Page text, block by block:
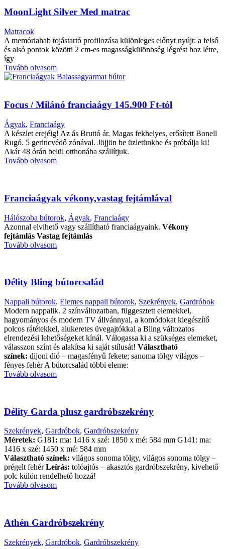
MoonLight Silver Med matrac
Matracok
A memóriahab tojástartó profilozása különleges előnyt nyújt: a felső
és alsó pontok közötti 2 cm-es magasságkülönbség légrést hoz létre,
így
Tovább olvasom
Focus / Milánó franciaágy 145.900 Ft-tól
Ágyak, Franciaágy
A készlet erejéig! Az ás Bruttó ár. Magas fekhelyes, erősített Bonell
Rugó. 5 gerincvédő zónával. Jöjjön be üzletünkbe és próbálja ki!
Akár 48 órán belül otthonába szállítjuk.
Tovább olvasom
Franciaágyak vékony,vastag fejtámlával
Hálószoba bútorok, Ágyak, Franciaágy
Azonnal elvihető vagy szállítható franciaágyaink. Vékony
fejtámlás Vastag fejtámlás
Tovább olvasom
Délity Bling bútorcsalád
Nappali bútorok, Elemes nappali bútorok, Szekrények, Gardróbok
Modern nappalik. 2 színváltozatban, függesztett elemekkel,
hagyományos és modern TV állvánnyal, a komódokat kiegészítő
polcos rátétekkel, alukeretes üvegajtókkal a Bling változatos
elrendezési lehetőségeket kínál. Válogassa ki a szükséges elemeket,
válasszon színt és alakítsa ki saját stílusát! Választható
színek: dijoni dió – magasfényű fekete; sanoma tölgy világos –
fényes fehér A bútorcsalád többi eleme:
Tovább olvasom
Délity Garda plusz gardróbszekrény
Szekrények, Gardróbok, Gardróbszekrény
Méretek: G181 : ma: 1416 x szé: 1850 x mé: 584 mm G141: ma:
1416 x szé: 1450 x mé: 584 mm
Választható színek: világos sonoma tölgy, világos sonoma tölgy –
prégelt fehérLeírás: tolóajtós – akasztós gardróbszekrény, kivehető
polc külön rendelhető hozzá!
Tovább olvasom
Athén Gardróbszekrény
Szekrények, Gardróbok, Gardróbszekrény